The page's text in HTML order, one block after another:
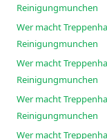
Reinigungmunchen
Wer macht
Reinigungmunchen
Wer macht
Reinigungmunchen
Wer macht
Reinigungmunchen
Wer macht